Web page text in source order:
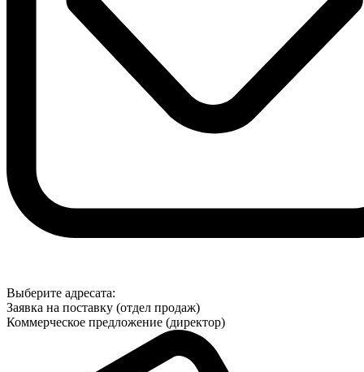
Выберите адресата:
Заявка на поставку (отдел продаж)
Коммерческое предложение (директор)